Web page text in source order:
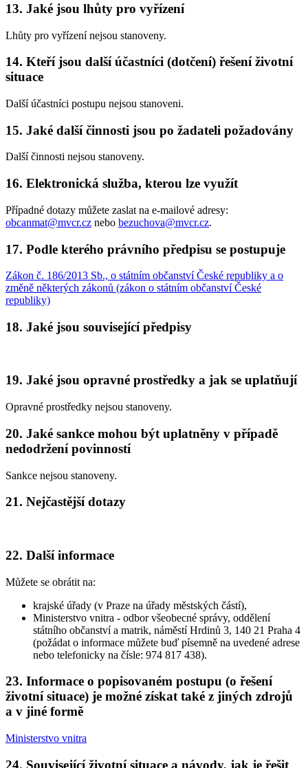
13. Jaké jsou lhůty pro vyřízení
Lhůty pro vyřízení nejsou stanoveny.
14. Kteří jsou další účastníci (dotčení) řešení životní
situace
Další účastníci postupu nejsou stanoveni.
15. Jaké další činnosti jsou po žadateli požadovány
Další činnosti nejsou stanoveny.
16. Elektronická služba, kterou lze využít
Případné dotazy můžete zaslat na e-mailové adresy:
obcanmat@mvcr.cz nebo bezuchova@mvcr.cz.
17. Podle kterého právního předpisu se postupuje
Zákon č. 186/2013 Sb., o státním občanství České republiky a o
změně některých zákonů (zákon o státním občanství České
republiky)
18. Jaké jsou související předpisy
19. Jaké jsou opravné prostředky a jak se uplatňují
Opravné prostředky nejsou stanoveny.
20. Jaké sankce mohou být uplatněny v případě
nedodržení povinností
Sankce nejsou stanoveny.
21. Nejčastější dotazy
22. Další informace
Můžete se obrátit na:
krajské úřady (v Praze na úřady městských částí),
Ministerstvo vnitra - odbor všeobecné správy, oddělení
státního občanství a matrik, náměstí Hrdinů 3, 140 21 Praha 4
(požádat o informace můžete buď písemně na uvedené adrese
nebo telefonicky na čísle: 974 817 438).
23. Informace o popisovaném postupu (o řešení
životní situace) je možné získat také z jiných zdrojů
a v jiné formě
Ministerstvo vnitra
24. Související životní situace a návody, jak je řešit